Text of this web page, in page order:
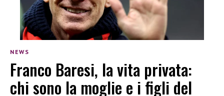
NEWS
Franco Baresi, la vita privata:
chi sono la moglie e i figli del